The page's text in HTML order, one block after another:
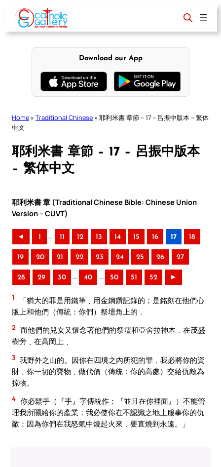
content
Download our App
Home » Traditional Chinese » 耶利米書 章節 – 17 – 呂振中版本 – 繁体
中文
耶利米書 章節 – 17 – 呂振中版本
– 繁体中文
耶利米書 章 (Traditional Chinese Bible: Chinese Union
Version – CUVT)
◄ 1 .. 11 12 13 14 15 16 17 18
19 20 21 22 23 24 25 26 27
28 29 30 .. 40 .. 50 51 52 ►
1
「猶大的罪是用鐵筆﹑用金鋼鑽記錄的；是銘刻在他們心
版上和他們（傳統：你們）祭壇角上的﹐
2 而他們的兒女又懷念著他們的祭壇和亞舍拉神木﹐在茂盛
樹旁﹑在高岡上﹑
3 我野外之山的。因你在四境之內所犯的罪﹐我必將你的資
財﹑你一切的寶物﹑做代價（傳統：你的高處）交給仇敵為
掠物。
4 你必鬆手（『手』字傳統作：『並且在你裡面』）不能管
理我所賜給你的產業；我必使你在不認識之地上服事你的仇
敵；因為你們在我怒氣中燒起火來﹐要直燒到永遠。」